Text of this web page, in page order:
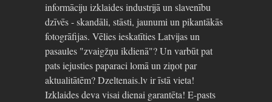
informāciju izklaides industrijā un slavenību
dzīvēs - skandāli, stāsti, jaunumi un pikantākās
fotogrāfijas. Vēlies ieskatīties Latvijas un
pasaules "zvaigžņu ikdienā"? Un varbūt pat
pats iejusties paparaci lomā un ziņot par
aktualitātēm? Dzeltenais.lv ir īstā vieta!
Izklaides deva visai dienai garantēta! E-pasts